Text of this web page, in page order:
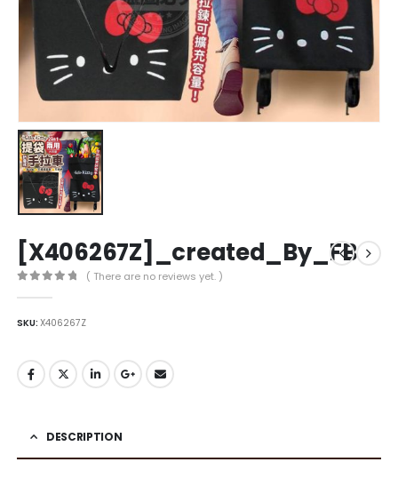
[X406267Z]_created_By_FB
( There are no reviews yet. )
SKU:X406267Z
DESCRIPTION